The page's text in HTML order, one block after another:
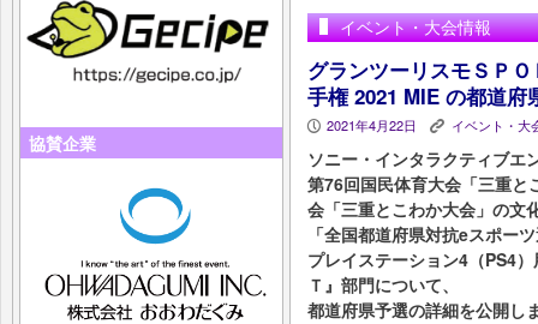
協賛企業
イベント・大会情報
グランツーリスモＳＰ
手権 2021 MIE の都道府
P 2021年4月22日 K イベント・大
ソニー・インタラクティブエ
第76回国民体育大会「三重と
会「三重とこわか大会」の文
「全国都道府県対抗eスポー
プレイステーション4（PS4
Ｔ』部門について、
都道府県予選の詳細を公開し